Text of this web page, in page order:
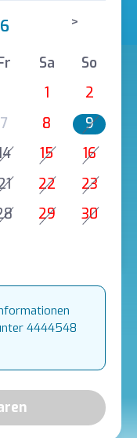
>
Sa
So
1
2
7 8
9
15
16
22
23
29
30
4444548